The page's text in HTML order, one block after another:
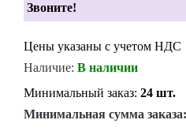
Звоните!
Цены указаны с учетом НДС
Наличие: В наличии
Минимальный заказ: 24 шт.
Минимальная сумма заказа: